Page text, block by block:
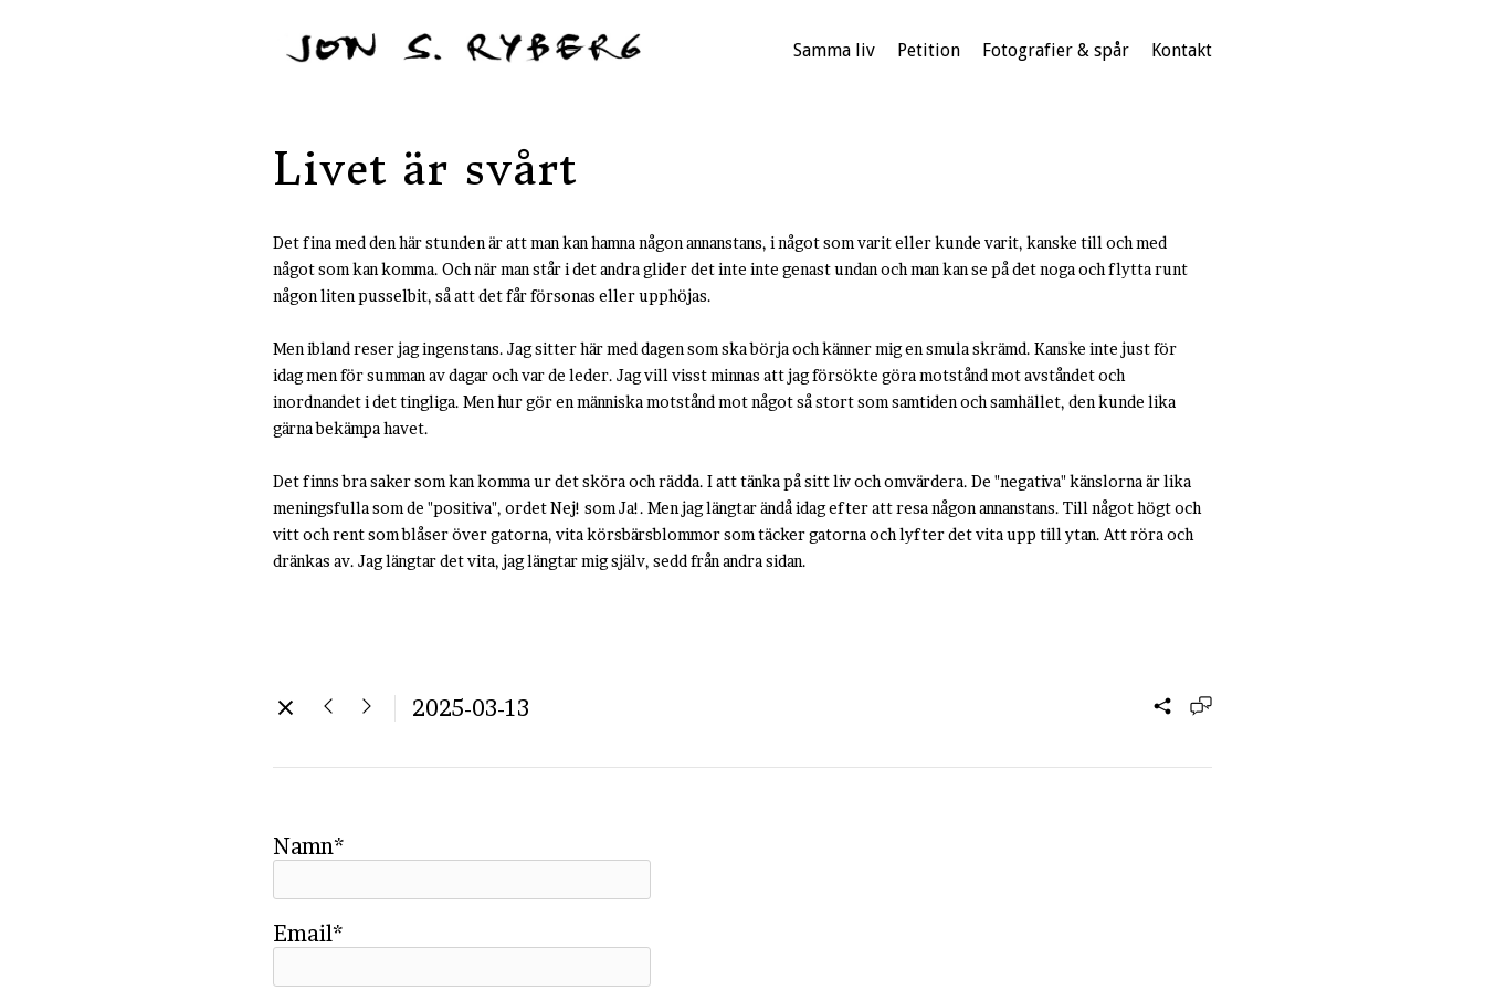
Samma liv Petition Fotografier & spår Kontakt
Livet är svårt
Det fina med den här stunden är att man kan hamna någon annanstans, i något som varit eller kunde varit, kanske till och med
något som kan komma. Och när man står i det andra glider det inte inte genast undan och man kan se på det noga och flytta runt
någon liten pusselbit, så att det får försonas eller upphöjas.
Men ibland reser jag ingenstans. Jag sitter här med dagen som ska börja och känner mig en smula skrämd. Kanske inte just för
idag men för summan av dagar och var de leder. Jag vill visst minnas att jag försökte göra motstånd mot avståndet och
inordnandet i det tingliga. Men hur gör en människa motstånd mot något så stort som samtiden och samhället, den kunde lika
gärna bekämpa havet.
Det finns bra saker som kan komma ur det sköra och rädda. I att tänka på sitt liv och omvärdera. De "negativa" känslorna är lika
meningsfulla som de "positiva", ordet Nej! som Ja!. Men jag längtar ändå idag efter att resa någon annanstans. Till något högt och
vitt och rent som blåser över gatorna, vita körsbärsblommor som täcker gatorna och lyfter det vita upp till ytan. Att röra och
dränkas av. Jag längtar det vita, jag längtar mig själv, sedd från andra sidan.
2025-03-13
Namn*
Email*